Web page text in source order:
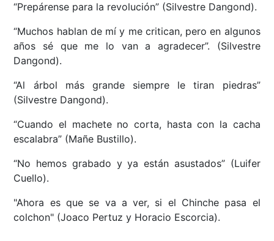
“Prepárense para la revolución” (Silvestre Dangond).
“Muchos hablan de mí y me critican, pero en algunos
años sé que me lo van a agradecer”. (Silvestre
Dangond).
“Al árbol más grande siempre le tiran piedras”
(Silvestre Dangond).
“Cuando el machete no corta, hasta con la cacha
escalabra” (Mañe Bustillo).
“No hemos grabado y ya están asustados” (Luifer
Cuello).
"Ahora es que se va a ver, si el Chinche pasa el
colchon" (Joaco Pertuz y Horacio Escorcia).